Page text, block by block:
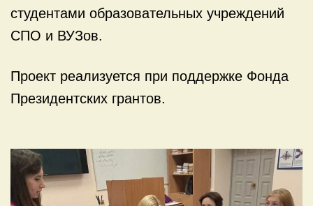
студентами образовательных учреждений
СПО и ВУЗов.
Проект реализуется при поддержке Фонда
Президентских грантов.